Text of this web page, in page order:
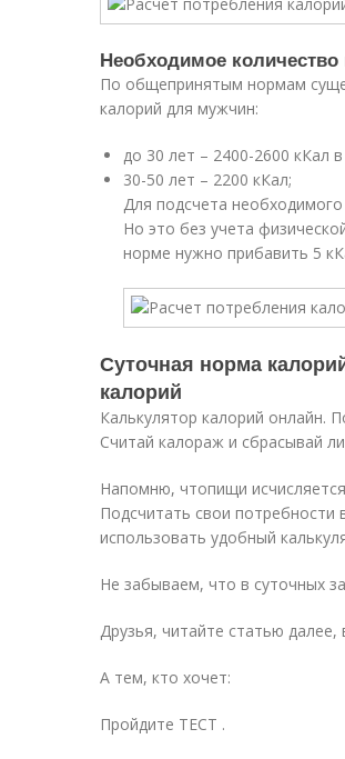
Необходимое
По общепринятым нормам
калорий для мужчин:
до 30 лет – 2400-2600 кКал в
30-50 лет – 2200 кКал;
Для подсчета
Но это без учета
норме нужно прибавить 5
Суточная норма
калорий
Калькулятор калорий онлайн.
Считай калораж и сбрасывай
Напомню, чтопищи
Подсчитать свои
использовать удобный
Не забываем, что в суточных
Друзья, читайте статью далее,
А тем, кто хочет:
Пройдите ТЕСТ .